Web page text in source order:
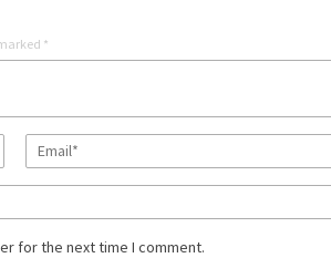
*
for the next time I comment.